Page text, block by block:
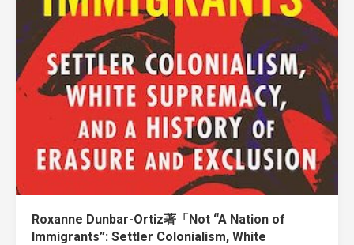
Roxanne Dunbar-Ortiz著「Not “A Nation of
Immigrants”: Settler Colonialism, White